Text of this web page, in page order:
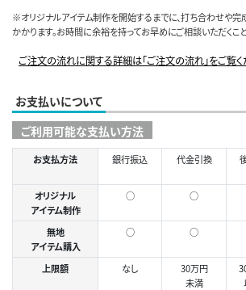
※オリジナルアイテム制作を開始するまでに、打ち合わせや
かかります。お時間に余裕を持ってお早めにご相談いただくこ
ご注文の流れに関する詳細は「ご注文の流れ」をご覧く
お支払いについて
ご利用可能な支払い方法
お支払方法 銀行振込 代金引換
オリジナル
アイテム制作
○ ○
無地
アイテム購入
○ ○
上限額 なし
30万円
未満